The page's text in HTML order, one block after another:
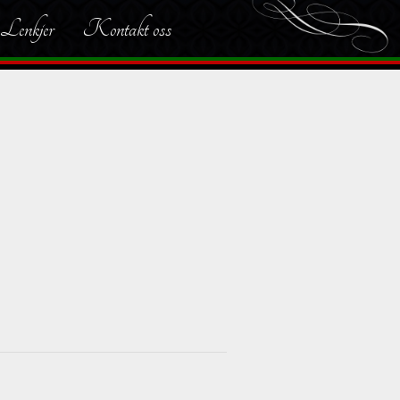
Lenkjer Kontakt oss